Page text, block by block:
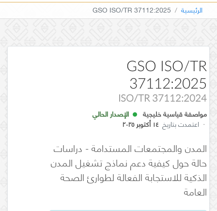
الرئيسية GSO ISO/TR 37112:2025
GSO ISO/TR
37112:2025
ISO/TR 37112:2024
مواصفة قياسية خليجية
الإصدار الحالي
· اعتمدت بتاريخ ١٤ أكتوبر ٢٠٢٥
المدن والمجتمعات المستدامة - دراسات
حالة حول كيفية دعم نماذج تشغيل المدن
الذكية للاستجابة الفعالة لطوارئ الصحة
العامة